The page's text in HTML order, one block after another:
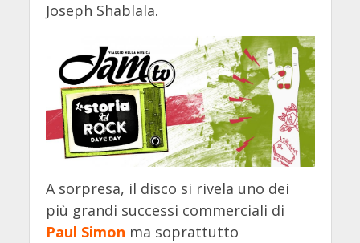
Joseph Shablala.
A sorpresa, il disco si rivela uno dei
più grandi successi commerciali di
Paul Simon ma soprattutto